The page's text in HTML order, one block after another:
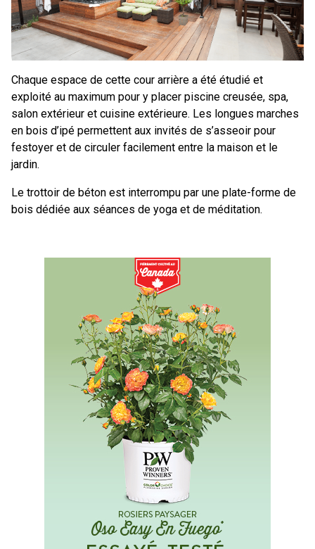
Chaque espace de cette cour arrière a été étudié et
exploité au maximum pour y placer piscine creusée, spa,
salon extérieur et cuisine extérieure. Les longues marches
en bois d’ipé permettent aux invités de s’asseoir pour
festoyer et de circuler facilement entre la maison et le
jardin.
Le trottoir de béton est interrompu par une plate-forme de
bois dédiée aux séances de yoga et de méditation.